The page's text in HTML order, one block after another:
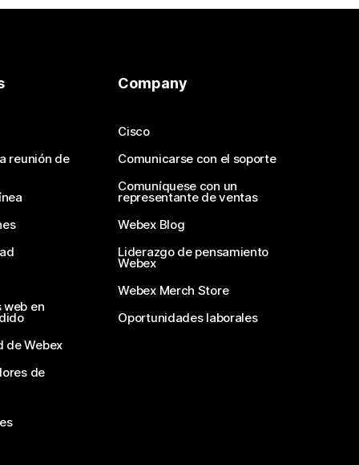
reunión de
web en
de Webex
de
Company
Cisco
Comunicarse con el soporte
Comuníquese con un
representante de ventas
Webex Blog
Liderazgo de pensamiento
Webex
Webex Merch Store
Oportunidades laborales